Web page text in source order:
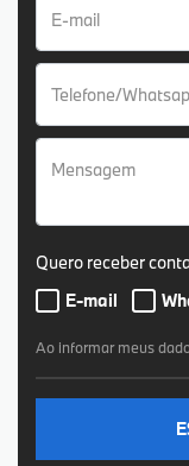
Quero receber
E-mail
Ao informar meus